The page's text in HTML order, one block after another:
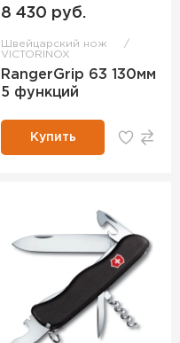
8 430 руб.
Швейцарский нож
VICTORINOX
RangerGrip 63 130мм
5 функций
Купить